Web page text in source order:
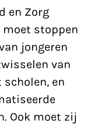
en Zorg
moet stoppen
jongeren
van
scholen, en
Ook moet zij